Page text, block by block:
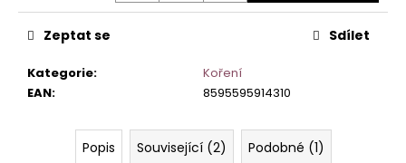
Kategorie:
Koření
EAN: 8595595914310
Zeptat se Sdílet
Popis Související (2)
Podobné (1)
e